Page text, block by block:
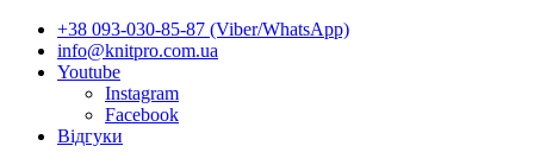
+38 093-030-85-87 (Viber/WhatsApp)
info@knitpro.com.ua
Youtube
Instagram
Facebook
Відгуки